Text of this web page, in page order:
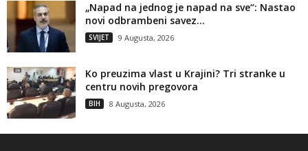
„Napad na jednog je napad na sve“: Nastao
novi odbrambeni savez...
SVIJET 9 Augusta, 2026
Ko preuzima vlast u Krajini? Tri stranke u
centru novih pregovora
BIH 8 Augusta, 2026